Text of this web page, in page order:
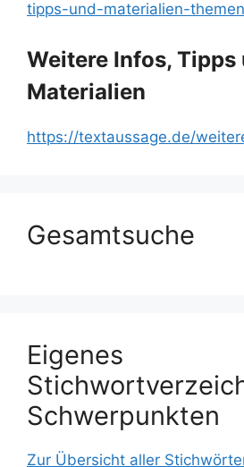
tipps-und-materialien-
Weitere Infos, Tipps
Materialien
https://textaussage.de/
Gesamtsuche
Eigenes
Schwerpunkten
Zur Übersicht aller